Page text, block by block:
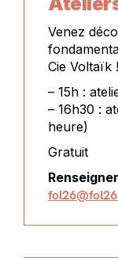
Venez
Cie Voltaïk !
– 15h :
– 16h30 :
heure)
Gratuit